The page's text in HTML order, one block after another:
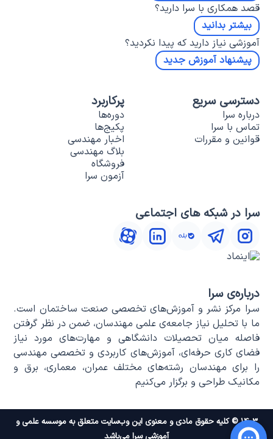
قصد همکاری با سرا دارید؟
بیشتر بدانید
آموزشی نیاز دارید که پیدا نکردید؟
پیشنهاد آموزش جدید
دسترسی سریع
درباره سرا
تماس با سرا
قوانین و مقررات
پرکاربرد
دوره‌ها
پکیج‌ها
اخبار مهندسی
بلاگ مهندسی
فروشگاه
آزمون سرا
سرا در شبکه های اجتماعی
درباره‌ی سرا
سـرا مرکز نشر و آموزش‌های تخصصی صنعت ساختمان است.
ما با تحلیل نیاز جامعه‌ی علمی مهندسان، ضمن در نظر گرفتن
فاصله میان تحصیلات دانشگاهی و مهارت‌های مورد نیاز
فضای کاری حرفه‌ای، آموزش‌های کاربردی و تخصصی مهندسی
را برای مهندسان رشته‌های مختلف عمران، معماری، برق و
مکانیک طراحی و برگزار می‌کنیم
۱۴۰۳ © کلیه حقوق مادی و معنوی این وب‌سایت متعلق به موسسه علمی و